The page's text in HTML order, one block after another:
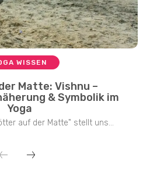
WISSEN
Matte: Vishnu –
& Symbolik im
Yoga
auf der Matte" stellt uns...